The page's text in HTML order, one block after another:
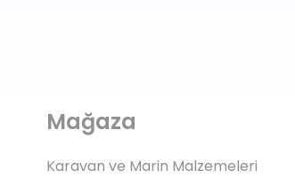
Mağaza
Karavan ve Marin Malzemeleri